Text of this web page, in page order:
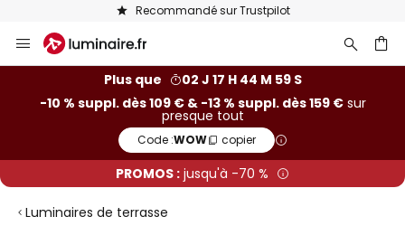
Recommandé sur Trustpilot
Allez
au
Plus que
02 J 17 H 44 M 58 S
-10 % suppl. dès 109 € & -13 % suppl. dès 159 €sur
presque tout
Code :WOW copier
PROMOS : jusqu'à -70 %
Luminaires de terrasse